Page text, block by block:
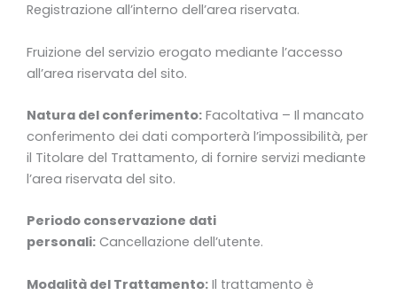
Registrazione all’interno dell’area riservata.
Fruizione del servizio erogato mediante l’accesso
all’area riservata del sito.
Natura del conferimento: Facoltativa – Il mancato
conferimento dei dati comporterà l’impossibilità, per
il Titolare del Trattamento, di fornire servizi mediante
l’area riservata del sito.
Periodo conservazione dati
personali: Cancellazione dell’utente.
Modalità del Trattamento: Il trattamento è